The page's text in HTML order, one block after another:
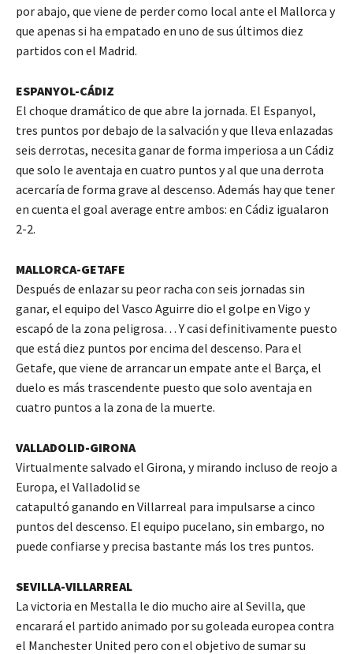
por abajo, que viene de perder como local ante el Mallorca y
que apenas si ha empatado en uno de sus últimos diez
partidos con el Madrid.
ESPANYOL-CÁDIZ
El choque dramático de que abre la jornada. El Espanyol,
tres puntos por debajo de la salvación y que lleva enlazadas
seis derrotas, necesita ganar de forma imperiosa a un Cádiz
que solo le aventaja en cuatro puntos y al que una derrota
acercaría de forma grave al descenso. Además hay que tener
en cuenta el goal average entre ambos: en Cádiz igualaron
2-2.
MALLORCA-GETAFE
Después de enlazar su peor racha con seis jornadas sin
ganar, el equipo del Vasco Aguirre dio el golpe en Vigo y
escapó de la zona peligrosa… Y casi definitivamente puesto
que está diez puntos por encima del descenso. Para el
Getafe, que viene de arrancar un empate ante el Barça, el
duelo es más trascendente puesto que solo aventaja en
cuatro puntos a la zona de la muerte.
VALLADOLID-GIRONA
Virtualmente salvado el Girona, y mirando incluso de reojo a
Europa, el Valladolid se
catapultó ganando en Villarreal para impulsarse a cinco
puntos del descenso. El equipo pucelano, sin embargo, no
puede confiarse y precisa bastante más los tres puntos.
SEVILLA-VILLARREAL
La victoria en Mestalla le dio mucho aire al Sevilla, que
encarará el partido animado por su goleada europea contra
el Manchester United pero con el objetivo de sumar su